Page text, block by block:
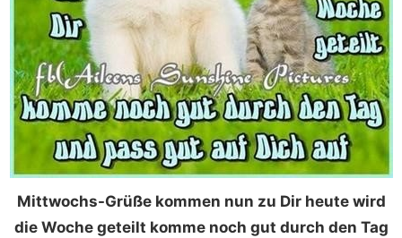
Mittwochs-Grüße kommen nun zu Dir heute wird
die Woche geteilt komme noch gut durch den Tag